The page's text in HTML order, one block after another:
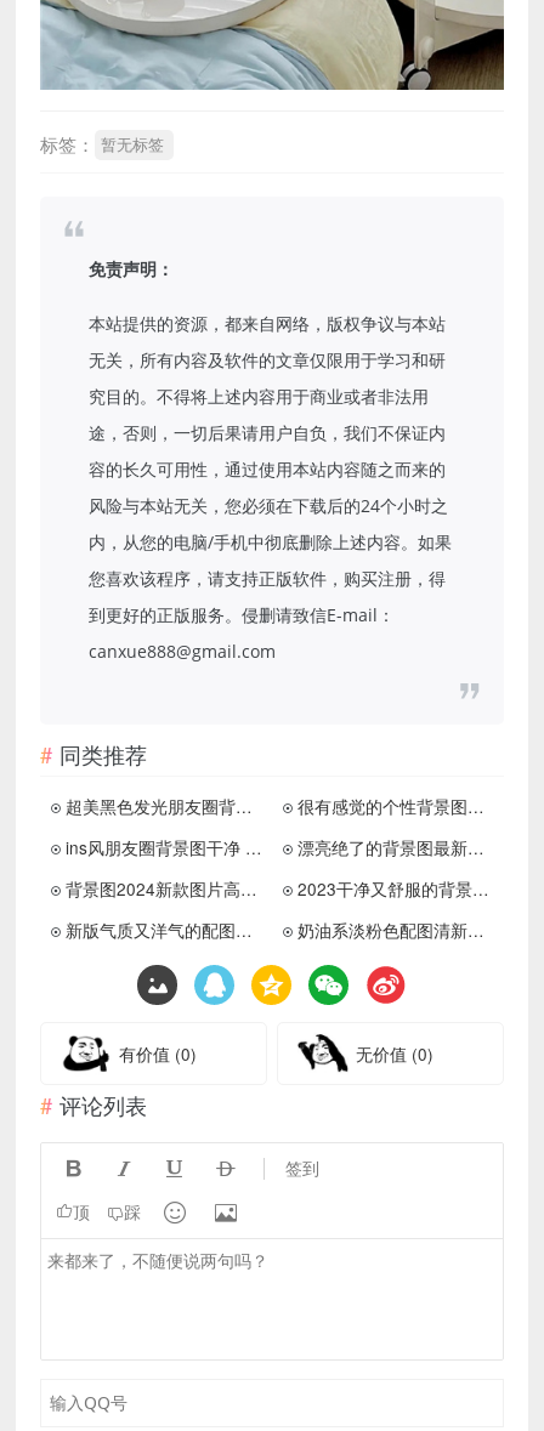
标签： 暂无标签
免责声明：
本站提供的资源，都来自网络，版权争议与本站
无关，所有内容及软件的文章仅限用于学习和研
究目的。不得将上述内容用于商业或者非法用
途，否则，一切后果请用户自负，我们不保证内
容的长久可用性，通过使用本站内容随之而来的
风险与本站无关，您必须在下载后的24个小时之
内，从您的电脑/手机中彻底删除上述内容。如果
您喜欢该程序，请支持正版软件，购买注册，得
到更好的正版服务。侵删请致信E-mail：
canxue888@gmail.com
同类推荐
超美黑色发光朋友圈背景图高清 舒适是我继续一切关系的标准
很有感觉的个性背景图很舒服 干净且文艺的配图2024版
ins风朋友圈背景图干净 给人暖暖感觉的配图合集
漂亮绝了的背景图最新高清 用一二三分甜冲淡生活六七八分苦
背景图2024新款图片高清有质感 有多少分享欲就有多少爱意
2023干净又舒服的背景素材合集 该换微信背景图啦
新版气质又洋气的配图合集 朋友圈背景图该换新啦
奶油系淡粉色配图清新又温柔 喜欢简单的事干净的东西清楚的感觉
有价值 (0) 无价值 (0)
评论列表
    签到
顶 踩  